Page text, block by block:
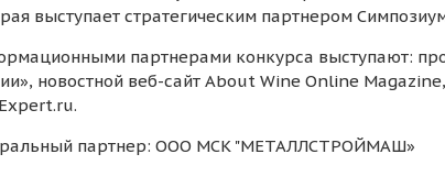
выступает стратегическим партнером
партнерами конкурса выступают:
новостной веб-сайт About Wine Online
партнер: ООО МСК "МЕТАЛЛСТРОЙМАШ»